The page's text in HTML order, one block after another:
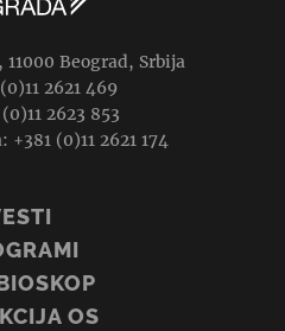
Beograd, Srbija
2621 469
2623 853
(0)11 2621 174
OS